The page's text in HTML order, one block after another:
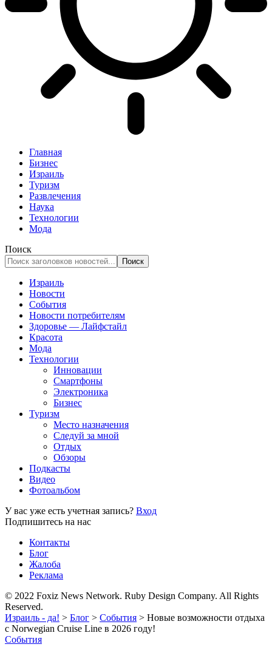
Главная
Бизнес
Израиль
Туризм
Развлечения
Наука
Технологии
Мода
Поиск
Израиль
Новости
События
Новости потребителям
Здоровье — Лайфстайл
Красота
Мода
Технологии
Инновации
Смартфоны
Электроника
Бизнес
Туризм
Место назначения
Следуй за мной
Отдых
Обзоры
Подкасты
Видео
Фотоальбом
У вас уже есть учетная запись? Вход
Подпишитесь на нас
Контакты
Блог
Жалоба
Реклама
© 2022 Foxiz News Network. Ruby Design Company. All Rights
Reserved.
Израиль - да! > Блог > События > Новые возможности отдыха
с Norwegian Cruise Line в 2026 году!
События